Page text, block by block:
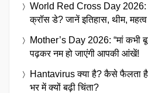
World Red Cross Day 2026:
क्रॉस डे? जानें इतिहास, थीम, महत्व
Mother’s Day 2026: “मां कभी
पढ़कर नम हो जाएंगी आपकी आंखें!
Hantavirus क्या है? कैसे फैलता है
भर में क्यों बढ़ी चिंता?